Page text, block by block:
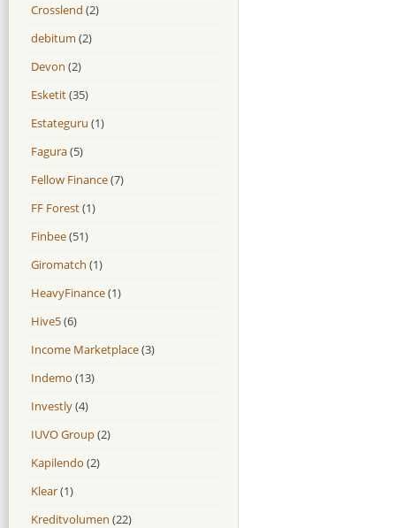
Crosslend (2)
debitum (2)
Devon (2)
Esketit(35)
Estateguru (1)
Fagura(5)
Fellow Finance(7)
FF Forest(1)
Finbee(51)
Giromatch (1)
HeavyFinance(1)
Hive5(6)
Income Marketplace(3)
Indemo (13)
Investly(4)
IUVO Group(2)
Kapilendo (2)
Klear(1)
Kreditvolumen (22)